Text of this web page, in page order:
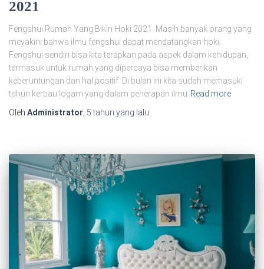
2021
Fengshui Rumah Yang Bikin Hoki 2021. Masih banyak orang yang
meyakini bahwa ilmu fengshui dapat mendatangkan hoki.
Fengshui sendiri bisa kita terapkan pada aspek dalam kehidupan,
termasuk untuk rumah yang dipercaya bisa memberikan
keberuntungan dan hal positif. Di bulan ini kita sudah memasuki
tahun kerbau logam yang dalam penerapan ilmu Read more
Oleh Administrator, 5 tahun yang lalu